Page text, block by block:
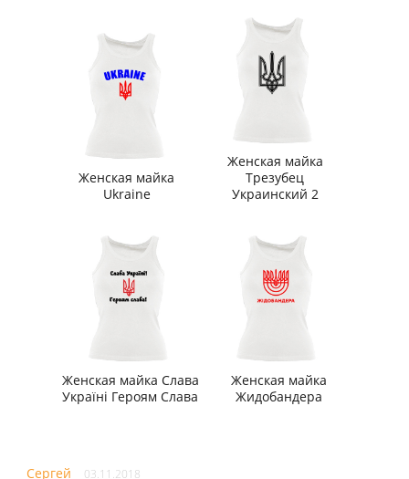
Женская майка
Ukraine
Женская майка
Трезубец
Украинский 2
Женская майка Слава
Україні Героям Слава
Женская майка
Жидобандера
Сергей 03.11.2018